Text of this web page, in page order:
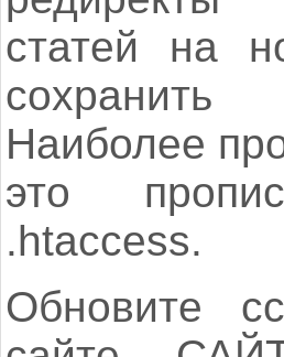
статей на
Наиболее
это
.htaccess.
Обновите